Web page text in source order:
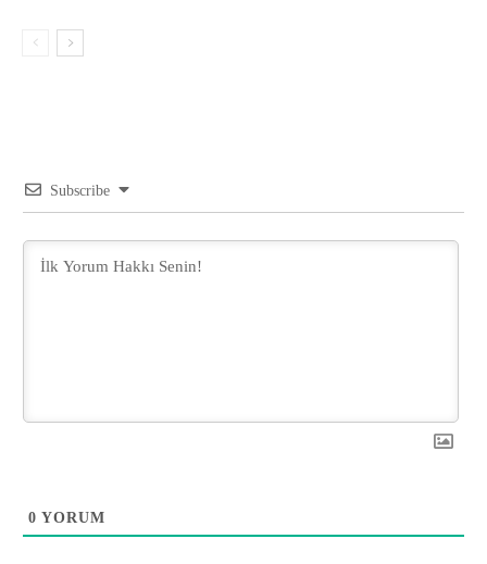
Subscribe
0 YORUM